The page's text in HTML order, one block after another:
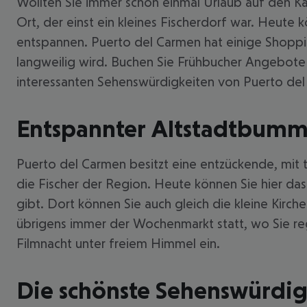
Ort, der einst ein kleines Fischerdorf war. Heute
entspannen. Puerto del Carmen hat einige
langweilig wird. Buchen Sie Frühbucher
interessanten Sehenswürdigkeiten von Puerto
Entspannter
Puerto del Carmen besitzt eine entzückende,
die Fischer der Region. Heute können Sie hier
gibt. Dort können Sie auch gleich die kleine
übrigens immer der Wochenmarkt statt, wo Sie
Filmnacht unter freiem Himmel ein.
Die schönste